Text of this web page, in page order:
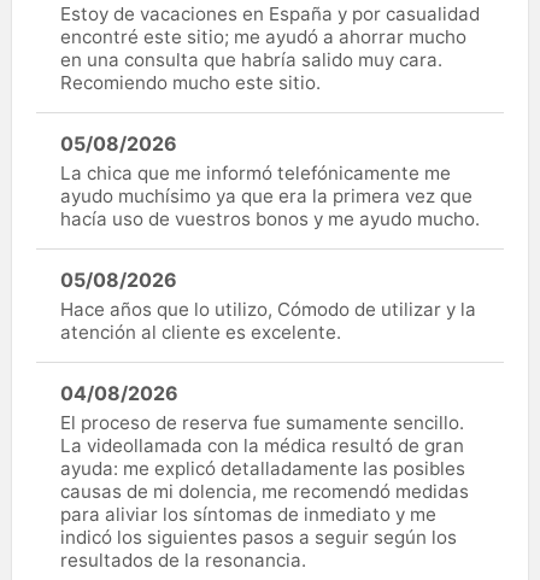
Estoy de vacaciones en España y por casualidad
encontré este sitio; me ayudó a ahorrar mucho
en una consulta que habría salido muy cara.
Recomiendo mucho este sitio.
05/08/2026
La chica que me informó telefónicamente me
ayudo muchísimo ya que era la primera vez que
hacía uso de vuestros bonos y me ayudo mucho.
05/08/2026
Hace años que lo utilizo, Cómodo de utilizar y la
atención al cliente es excelente.
04/08/2026
El proceso de reserva fue sumamente sencillo.
La videollamada con la médica resultó de gran
ayuda: me explicó detalladamente las posibles
causas de mi dolencia, me recomendó medidas
para aliviar los síntomas de inmediato y me
indicó los siguientes pasos a seguir según los
resultados de la resonancia.